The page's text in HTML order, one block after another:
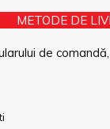
METODE DE
de